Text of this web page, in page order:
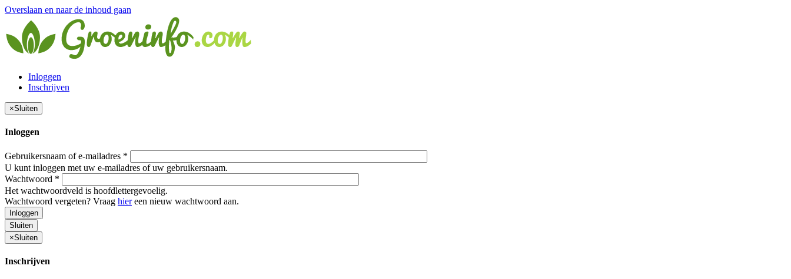
Overslaan en naar de inhoud gaan
Inloggen
Inschrijven
×Sluiten
Inloggen
Gebruikersnaam of e-mailadres *
U kunt inloggen met uw e-mailadres of uw gebruikersnaam.
Wachtwoord *
Het wachtwoordveld is hoofdlettergevoelig.
Wachtwoord vergeten? Vraag hiereen nieuw wachtwoord aan.
Inloggen
Sluiten
×Sluiten
Inschrijven